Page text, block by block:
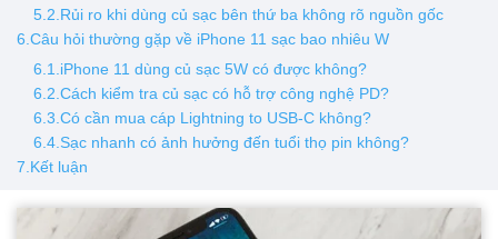
5.2.Rủi ro khi dùng củ sạc bên thứ ba không rõ nguồn gốc
6.Câu hỏi thường gặp về iPhone 11 sạc bao nhiêu W
6.1.iPhone 11 dùng củ sạc 5W có được không?
6.2.Cách kiểm tra củ sạc có hỗ trợ công nghệ PD?
6.3.Có cần mua cáp Lightning to USB-C không?
6.4.Sạc nhanh có ảnh hưởng đến tuổi thọ pin không?
7.Kết luận